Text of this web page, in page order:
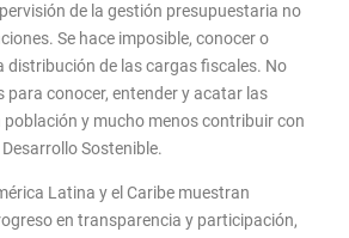
de la gestión presupuestaria no
Se hace imposible, conocer o
distribución de las cargas fiscales. No
para conocer, entender y acatar las
población y mucho menos contribuir con
Sostenible.
Latina y el Caribe muestran
en transparencia y participación,